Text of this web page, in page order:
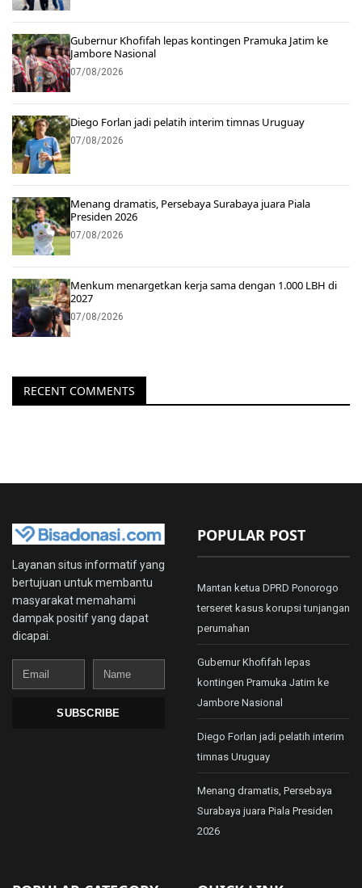
Gubernur Khofifah lepas kontingen Pramuka Jatim ke
Jambore Nasional
07/08/2026
Diego Forlan jadi pelatih interim timnas Uruguay
07/08/2026
Menang dramatis, Persebaya Surabaya juara Piala
Presiden 2026
07/08/2026
Menkum menargetkan kerja sama dengan 1.000 LBH di
2027
07/08/2026
RECENT COMMENTS
Layanan situs informatif yang
bertujuan untuk membantu
masyarakat memahami
dampak positif yang dapat
dicapai.
Email
Name
SUBSCRIBE
POPULAR POST
Mantan ketua DPRD Ponorogo
terseret kasus korupsi tunjangan
perumahan
Gubernur Khofifah lepas
kontingen Pramuka Jatim ke
Jambore Nasional
Diego Forlan jadi pelatih interim
timnas Uruguay
Menang dramatis, Persebaya
Surabaya juara Piala Presiden
2026